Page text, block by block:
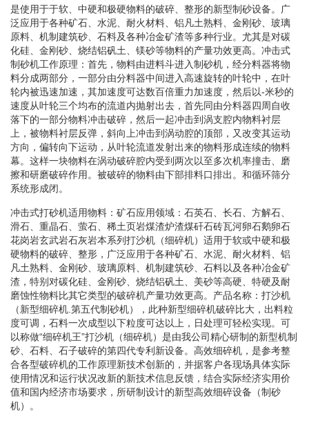
是使用于于软、中硬和极硬物料的破碎、整形的新型制砂设备。广
泛应用于各种矿石、水泥、耐火材料、铝凡土熟料、金刚砂、玻璃
原料、机制建筑砂、石料及各种冶金矿渣等多种行业。尤其是对碳
化硅、金刚砂、烧结铝矾土、镁砂等物料的产量功效更高。冲击式
制砂机工作原理：首先，物料由进料斗进入制砂机，经分料器将物
料分成两部分，一部分由分料器中间进入高速旋转的叶轮中，在叶
轮内被迅速加速，其加速度可达数百倍重力加速度，然后以-米秒的
速度从叶轮三个均布的流道内抛射出去，首先同由分料器四周自收
落下的一部分物料冲击破碎，然后一起冲击到涡支腔内物料衬层
上，被物料衬层反弹，斜向上冲击到涡动腔的顶部，又改变其运动
方向，偏转向下运动，从叶轮流道发射出来的物料形成连续的物料
幕。这样一块物料在涡动破碎腔内受到两次以至多次机率撞击、磨
擦和研磨破碎作用。被破碎的物料由下部排料口排出。和循环筛分
系统形成闭。
冲击式打砂机适用物料：矿石应用领域：石英石、长石、方解石、
滑石、重晶石、萤石、稀土页岩煤渣炉渣煤矸石砖瓦河卵石鹅卵石
花岗岩玄武岩石灰岩本系列打沙机（细碎机）适用于软或中硬和极
硬物料的破碎、整形，广泛应用于各种矿石、水泥、耐火材料、铝
凡土熟料、金刚砂、玻璃原料、机制建筑砂、石料以及各种冶金矿
渣，特别对碳化硅、金刚砂、烧结铝矾土、美砂等高硬、特硬及耐
磨蚀性物料比其它类型的破碎机产量功效更高。产品名称：打沙机
（新型细碎机.第五代制砂机），此种新型细碎机破碎比大，出料粒
度可调，石料一次成型以下粒度可达以上，日处理可轻松实现。可
以称做“细碎机王”打沙机（细碎机）是由我公司精心研制的新型机制
砂、石料、石子破碎的第四代专利新设备。高效细碎机，是参考整
合各型破碎机的工作原理新技术创新的，并据客户各现场具体实际
使用情况和运行状况改新的新技术信息反馈，结合实际经济实用价
值和国内经济市场要求，所研制设计的新型高效细碎设备（制砂
机）。